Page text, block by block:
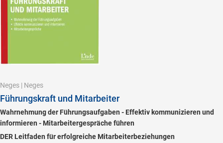
Neges | Neges
Führungskraft und Mitarbeiter
Wahrnehmung der Führungsaufgaben - Effektiv kommunizieren und
informieren - Mitarbeitergespräche führen
DER Leitfaden für erfolgreiche Mitarbeiterbeziehungen